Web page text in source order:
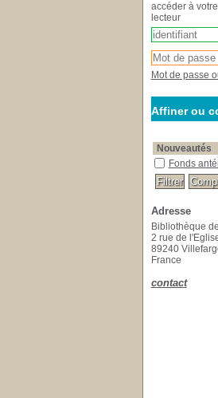
accéder à
lecteur
Mot de passe
Affiner ou
Nouveautés
Fonds
Adresse
Bibliothèque
2 rue de
89240
France
contact